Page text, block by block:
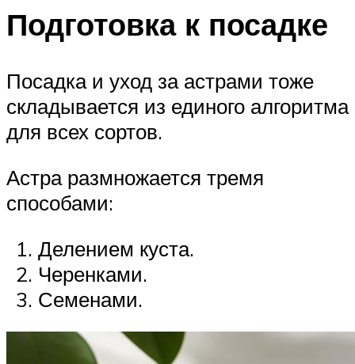
Подготовка к посадке
Посадка и уход за астрами тоже
складывается из единого алгоритма
для всех сортов.
Астра размножается тремя
способами:
Делением куста.
Черенками.
Семенами.